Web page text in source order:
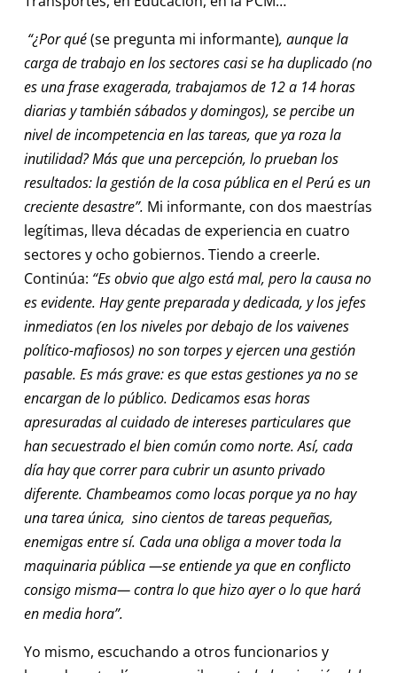
“¿Por qué(se pregunta mi informante), aunque la
carga de trabajo en los sectores casi se ha duplicado (no
es una frase exagerada, trabajamos de 12 a 14 horas
diarias y también sábados y domingos), se percibe un
nivel de incompetencia en las tareas, que ya roza la
inutilidad? Más que una percepción, lo prueban los
resultados: la gestión de la cosa pública en el Perú es un
creciente desastre”. Mi informante, con dos maestrías
legítimas, lleva décadas de experiencia en cuatro
sectores y ocho gobiernos. Tiendo a creerle.
Continúa: “Es obvio que algo está mal, pero la causa no
es evidente. Hay gente preparada y dedicada, y los jefes
inmediatos (en los niveles por debajo de los vaivenes
político-mafiosos) no son torpes y ejercen una gestión
pasable. Es más grave: es que estas gestiones ya no se
encargan de lo público. Dedicamos esas horas
apresuradas al cuidado de intereses particulares que
han secuestrado el bien común como norte. Así, cada
día hay que correr para cubrir un asunto privado
diferente. Chambeamos como locas porque ya no hay
una tarea única, sino cientos de tareas pequeñas,
enemigas entre sí. Cada una obliga a mover toda la
maquinaria pública —se entiende ya que en conflicto
consigo misma— contra lo que hizo ayer o lo que hará
en media hora”.
Yo mismo, escuchando a otros funcionarios y